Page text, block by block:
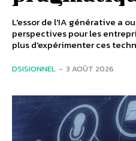
L'essor de l'IA générative a
perspectives pour les
plus d'expérimenter ces
DSISIONNEL - 3 AOÛT 2026